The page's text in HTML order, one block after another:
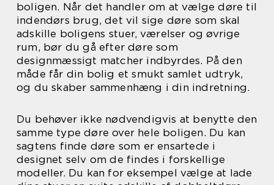
boligen. Når det handler om at vælge døre til
indendørs brug, det vil sige døre som skal
adskille boligens stuer, værelser og øvrige
rum, bør du gå efter døre som
designmæssigt matcher indbyrdes. På den
måde får din bolig et smukt samlet udtryk,
og du skaber sammenhæng i din indretning.
Du behøver ikke nødvendigvis at benytte den
samme type døre over hele boligen. Du kan
sagtens finde døre som er ensartede i
designet selv om de findes i forskellige
modeller. Du kan for eksempel vælge at lade